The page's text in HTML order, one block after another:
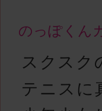
のっぽくん
スクスク
テニスに